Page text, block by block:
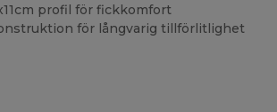
profil för fickkomfort
för långvarig tillförlitlighet